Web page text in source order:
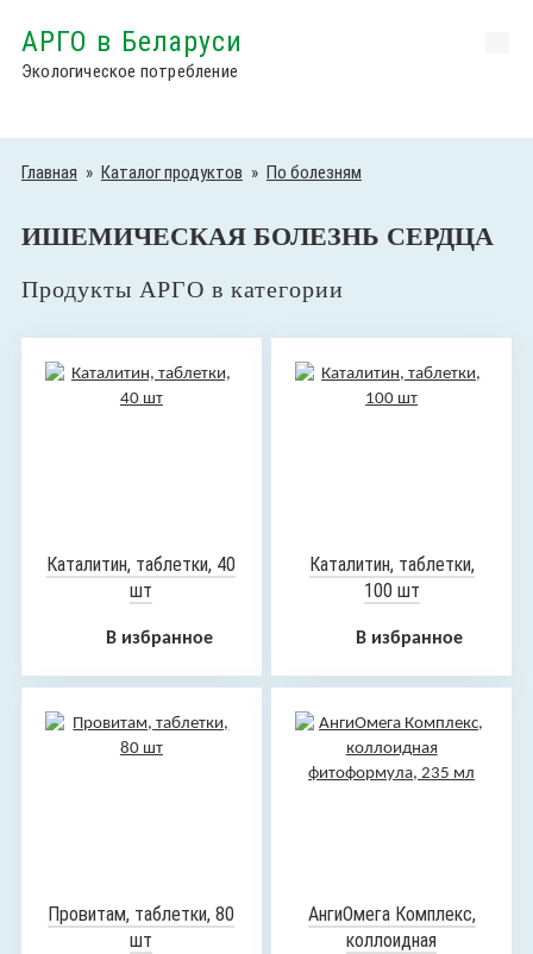
АРГО в Беларуси
Экологическое потребление
Главная » Каталог продуктов » По болезням
ИШЕМИЧЕСКАЯ БОЛЕЗНЬ СЕРДЦА
Продукты АРГО в категории
Каталитин, таблетки, 40
шт
В избранное
Каталитин, таблетки,
100 шт
В избранное
Провитам, таблетки, 80
шт
АнгиОмега Комплекс,
коллоидная